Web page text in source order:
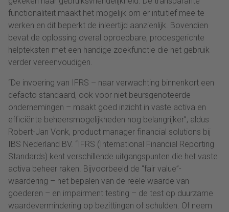
functionaliteit maakt het mogelijk om er intuïtief mee te
werken en dit beperkt de inleertijd aanzienlijk. Bovendien
bevat de oplossing overal oproepbare, procesgerichte
helpteksten met een handige zoekfunctie die het gebruik
verder vereenvoudigen.
“De invoering van IFRS – naar verwachting binnenkort een
defacto standaard, ook voor niet beursgenoteerde
ondernemingen – maakt goed inzicht in vaste activa en
efficiënte beheersmogelijkheden nog belangrijker”, aldus
Robert-Jan Vonk, product manager financial solutions bij
IBS Nederland BV. “IFRS (International Financial Reporting
Standards) kent verschillende uitgangspunten die het vaste
activa beheer raken. Bijvoorbeeld de “fair value”-
waardering – het bepalen van de reële waarde van
goederen – en impairment testing – de test op duurzame
waardevermindering op bezittingen of schulden. Of neem